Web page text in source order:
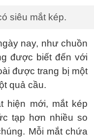
siêu mắt kép.
nay, như chuồn
được biết đến với
được trang bị một
quả cầu.
hiện mới, mắt kép
tạp hơn nhiều so
Mỗi mắt chứa